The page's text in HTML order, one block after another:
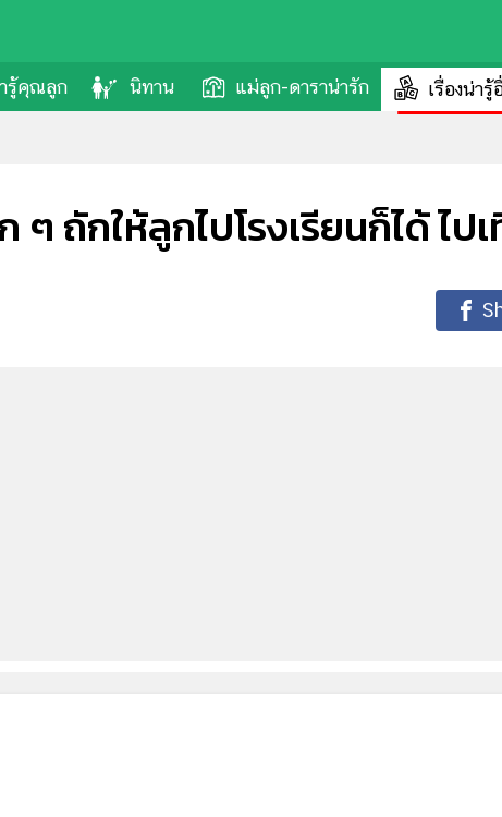
ารู้คุณลูก นิทาน แม่ลูก-ดาราน่ารัก เรื่องน่า
ถักให้ลูกไปโรงเรียนก็ได้ ไป